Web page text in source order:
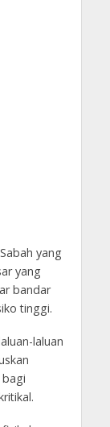
yang
yang
bandar
tinggi.
laluan